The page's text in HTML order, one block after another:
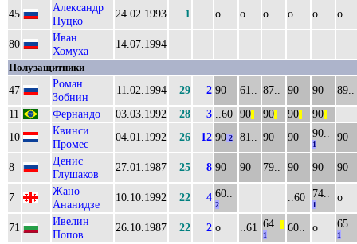
45
Александр
Пуцко
24.02.1993 1 о о о о о о
80
Иван
Хомуха
14.07.1994
Полузащитники
47
Роман
Зобнин
11.02.1994 29 2 90 61.. 87.. 90 90
89..
11
Фернандо 03.03.1992 28 3 ..60 90 90 90 90
10
Квинси
Промес
04.01.1992 26 12 90 2 81.. 90 90 90..
1
90
8
Денис
Глушаков
27.01.1987 25 8 90 90 79.. 90 90 90
7
Жано
Ананидзе
10.10.1992 22 4 60..
2
..60 74..
1
о
71
Ивелин
Попов
26.10.1987 22 2 о ..61 64..
1
60.. о 65..
1